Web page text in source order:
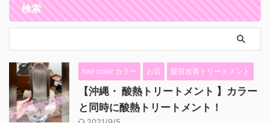
検索
hair color カラー お店 髪質改善トリートメント
【沖縄・ 酸熱トリートメント 】カラー
と同時に酸熱トリートメント！